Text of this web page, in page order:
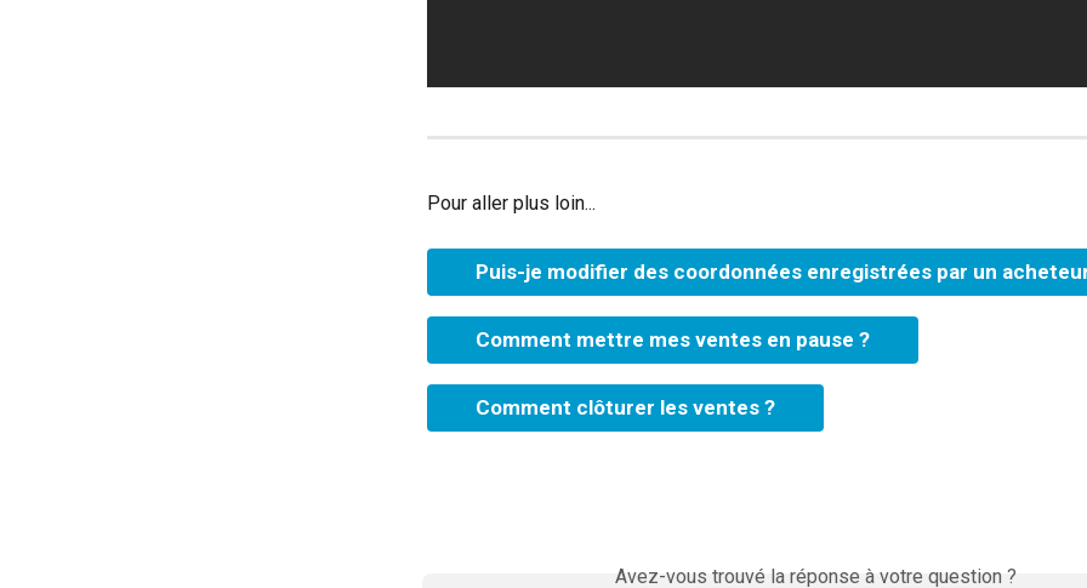
Pour aller plus loin...
Puis-je modifier des coordonnées enregistrées par un
Comment mettre mes ventes en pause ?
Comment clôturer les ventes ?
Avez-vous trouvé la réponse à votre question ?